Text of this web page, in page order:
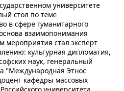
университете
стол по теме
в сфере гуманитарного
взаимопонимания
мероприятия стал эксперт
культурная дипломатия,
наук, генеральный
"Международная Этнос
кафедры массовых